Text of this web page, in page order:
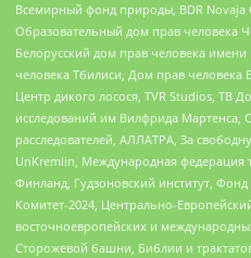
Всемирный фонд природы, BDR Novaja
Образовательный дом прав человека
Белорусский дом прав человека
человека Тбилиси, Дом прав
Центр дикого лосося, TVR Studios, ТВ
исследований им Вилфрида Мартенса,
расследователей, АЛЛАТРА, За
UnKremlin, Международная федерация
Финланд, Гудзоновский институт,
Комитет-2024, Центрально-
восточноевропейских и
Сторожевой башни, Библии и